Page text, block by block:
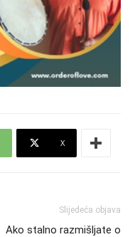
X
Slijedeća objava
Ako stalno razmišljate o